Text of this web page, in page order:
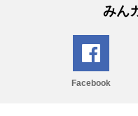
みん
Facebook